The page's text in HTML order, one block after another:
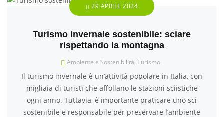
29 APRILE 2024
Turismo invernale sostenibile: sciare
rispettando la montagna
Ambiente e Sostenibilità, Turismo
Il turismo invernale è un’attività popolare in Italia, con
migliaia di turisti che affollano le stazioni sciistiche
ogni anno. Tuttavia, è importante praticare uno sci
sostenibile e responsabile per preservare l’ambiente